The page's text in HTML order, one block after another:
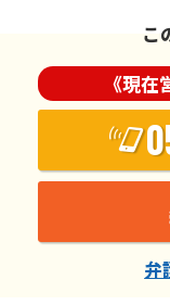
こ
《現
弁